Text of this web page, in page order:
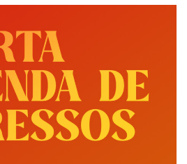
PATROCÍNIO